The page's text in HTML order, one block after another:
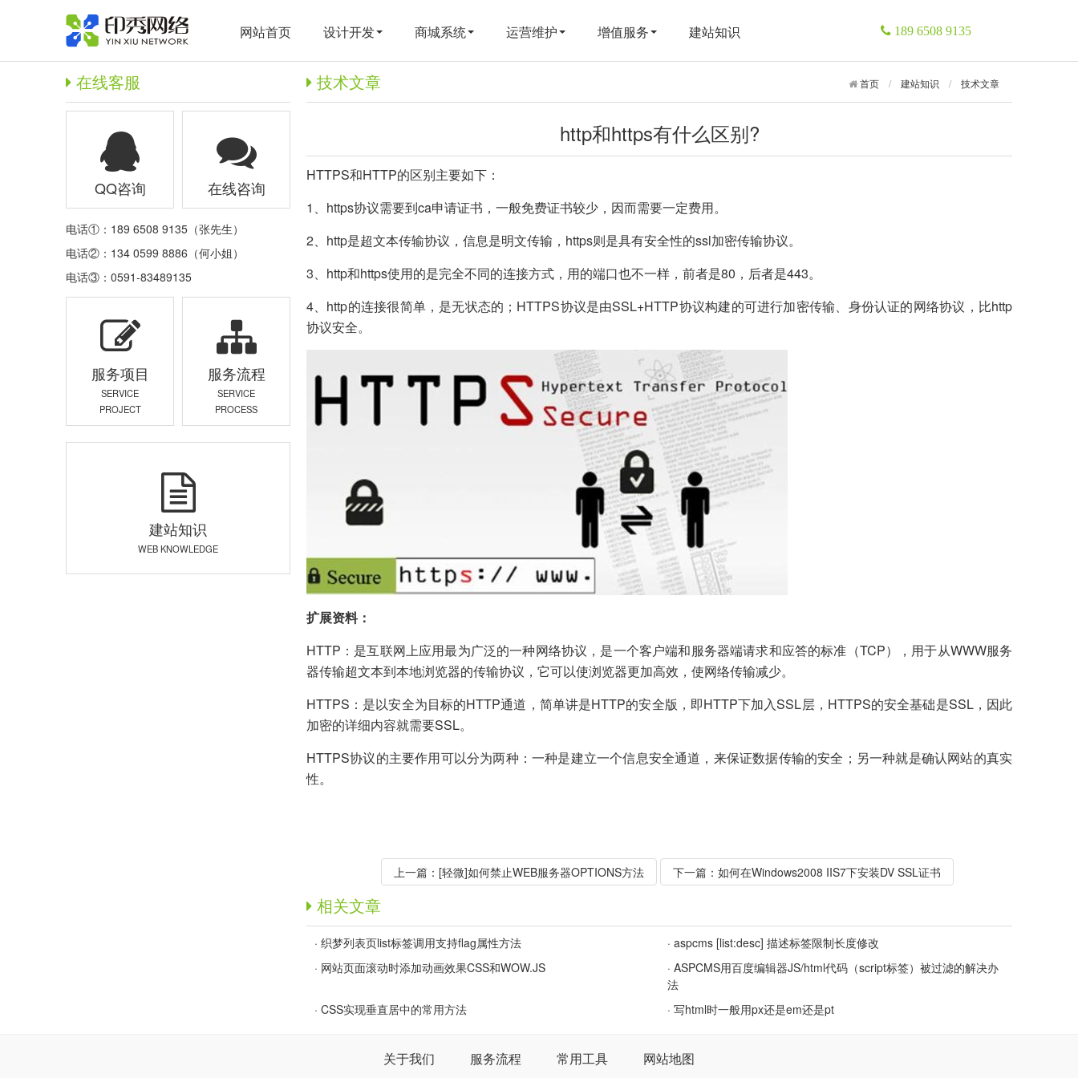
网站首页 设计开发 商城系统 运营维护 增值服务 建站知识 189 6508 9135
在线客服
QQ咨询 在线咨询
电话①：189 6508 9135（张先生）
电话②：134 0599 8886（何小姐）
电话③：0591-83489135
服务项目
SERVICE
PROJECT
服务流程
SERVICE
PROCESS
建站知识
WEB KNOWLEDGE
首页 / 建站知识 / 技术文章
技术文章
http和https有什么区别?
HTTPS和HTTP的区别主要如下：
1、https协议需要到ca申请证书，一般免费证书较少，因而需要一定费用。
2、http是超文本传输协议，信息是明文传输，https则是具有安全性的ssl加密传输协议。
3、http和https使用的是完全不同的连接方式，用的端口也不一样，前者是80，后者是443。
4、http的连接很简单，是无状态的；HTTPS协议是由SSL+HTTP协议构建的可进行加密传输、身份认证的网络协议，比http
协议安全。
扩展资料：
HTTP：是互联网上应用最为广泛的一种网络协议，是一个客户端和服务器端请求和应答的标准（TCP），用于从WWW服务
器传输超文本到本地浏览器的传输协议，它可以使浏览器更加高效，使网络传输减少。
HTTPS：是以安全为目标的HTTP通道，简单讲是HTTP的安全版，即HTTP下加入SSL层，HTTPS的安全基础是SSL，因此
加密的详细内容就需要SSL。
HTTPS协议的主要作用可以分为两种：一种是建立一个信息安全通道，来保证数据传输的安全；另一种就是确认网站的真实
性。
上一篇： [轻微]如何禁止WEB服务器OPTIONS方法 下一篇： 如何在Windows2008 IIS7下安装DV SSL证书
相关文章
· 织梦列表页list标签调用支持flag属性方法 · aspcms [list:desc] 描述标签限制长度修改
· 网站页面滚动时添加动画效果CSS和WOW.JS · ASPCMS用百度编辑器JS/html代码（script标签）被过滤的解决办
法
· CSS实现垂直居中的常用方法 · 写html时一般用px还是em还是pt
关于我们 服务流程 常用工具 网站地图